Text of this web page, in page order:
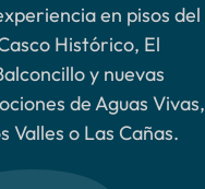
en pisos del
Histórico, El
y nuevas
de Aguas Vivas,
Valles o Las Cañas.